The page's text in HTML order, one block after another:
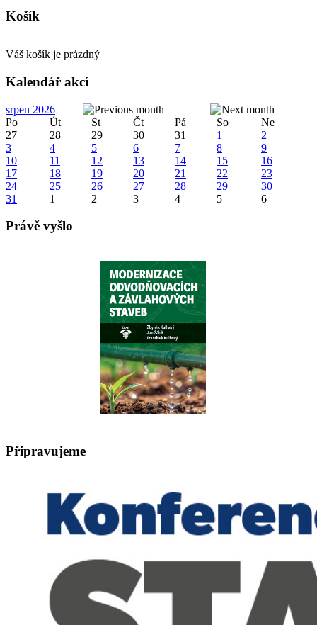
Košík
Váš košík je prázdný
Kalendář akcí
srpen 2026
Po
Út St Čt Pá So
Ne
27
28 29 30 31 1
2
3
4 5 6 7 8
9
10
11 12 13 14 15
16
17
18 19 20 21 22
23
24
25 26 27 28 29
30
31
1 2 3 4 5 6
Právě vyšlo
Připravujeme